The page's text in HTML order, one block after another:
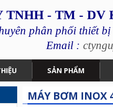
TNHH - TM -
phân phối thiết
Email :
SẢN PHẨM
MÁY BƠM INOX